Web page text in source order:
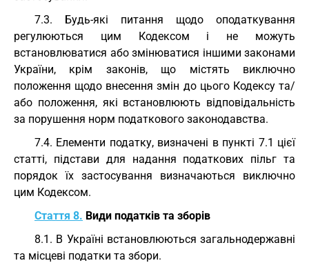
7.3. Будь-які питання щодо оподаткування
регулюються цим Кодексом і не можуть
встановлюватися або змінюватися іншими законами
України, крім законів, що містять виключно
положення щодо внесення змін до цього Кодексу та/
або положення, які встановлюють відповідальність
за порушення норм податкового законодавства.
7.4. Елементи податку, визначені в пункті 7.1 цієї
статті, підстави для надання податкових пільг та
порядок їх застосування визначаються виключно
цим Кодексом.
Стаття 8. Види податків та зборів
8.1. В Україні встановлюються загальнодержавні
та місцеві податки та збори.